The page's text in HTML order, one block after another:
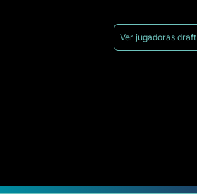
Ver jugadoras draft